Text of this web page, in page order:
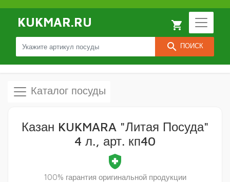
KUKMAR.RU
search ПОИСК
local_grocery_store
Каталог посуды
Казан KUKMARA "Литая Посуда"
4 л., арт. кп40
health_and_safety
100% гарантия оригинальной продукции